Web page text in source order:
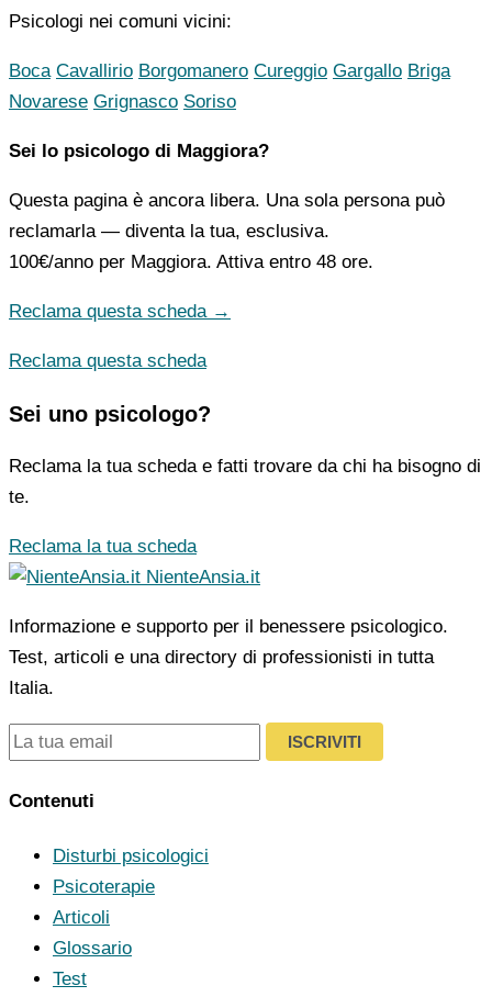
Psicologi nei comuni vicini:
Boca Cavallirio Borgomanero Cureggio Gargallo Briga
Novarese Grignasco Soriso
Sei lo psicologo di Maggiora?
Questa pagina è ancora libera. Una sola persona può
reclamarla — diventa la tua, esclusiva.
100€/anno per Maggiora. Attiva entro 48 ore.
Reclama questa scheda →
Reclama questa scheda
Sei uno psicologo?
Reclama la tua scheda e fatti trovare da chi ha bisogno di
te.
Reclama la tua scheda
NienteAnsia.it
Informazione e supporto per il benessere psicologico.
Test, articoli e una directory di professionisti in tutta
Italia.
ISCRIVITI
Contenuti
Disturbi psicologici
Psicoterapie
Articoli
Glossario
Test